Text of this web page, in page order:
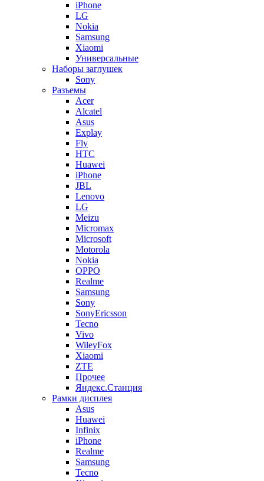
iPhone
LG
Nokia
Samsung
Xiaomi
Универсальные
Наборы заглушек
Sony
Разъемы
Acer
Alcatel
Asus
Explay
Fly
HTC
Huawei
iPhone
JBL
Lenovo
LG
Meizu
Micromax
Microsoft
Motorola
Nokia
OPPO
Realme
Samsung
Sony
SonyEricsson
Tecno
Vivo
WileyFox
Xiaomi
ZTE
Прочее
Яндекс.Станция
Рамки дисплея
Asus
Huawei
Infinix
iPhone
Realme
Samsung
Tecno